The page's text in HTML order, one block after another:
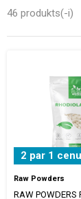
46 produkts(-i)
2 par 1 cenu
Raw Powders
RAW